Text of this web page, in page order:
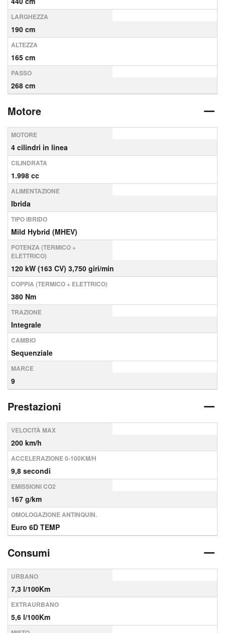
LARGHEZZA
190 cm
ALTEZZA
165 cm
PASSO
268 cm
Motore
MOTORE
4 cilindri in linea
CILINDRATA
1.998 cc
ALIMENTAZIONE
Ibrida
TIPO IBRIDO
Mild Hybrid (MHEV)
POTENZA (TERMICO +
ELETTRICO)
120 kW (163 CV) 3,750 giri/min
COPPIA (TERMICO + ELETTRICO)
380 Nm
TRAZIONE
Integrale
CAMBIO
Sequenziale
MARCE
9
Prestazioni
VELOCITÀ MAX
200 km/h
ACCELERAZIONE 0-100KM/H
9,8 secondi
EMISSIONI CO2
167 g/km
OMOLOGAZIONE ANTINQUIN.
Euro 6D TEMP
Consumi
URBANO
7,3 l/100Km
EXTRAURBANO
5,6 l/100Km